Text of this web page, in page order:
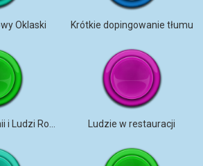
Oklaski Krótkie dopingowanie tłumu
Ludzie w restauracji